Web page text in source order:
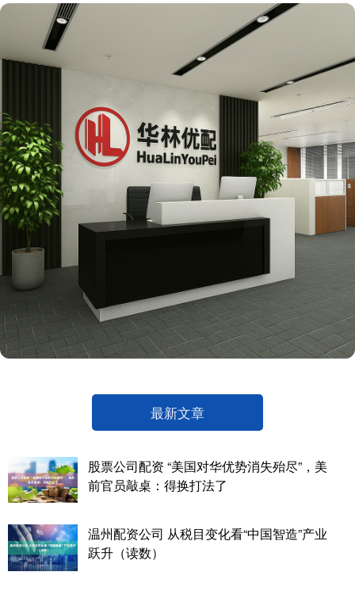
最新文章
股票公司配资 “美国对华优势消失殆尽”，美
前官员敲桌：得换打法了
温州配资公司 从税目变化看“中国智造”产业
跃升（读数）